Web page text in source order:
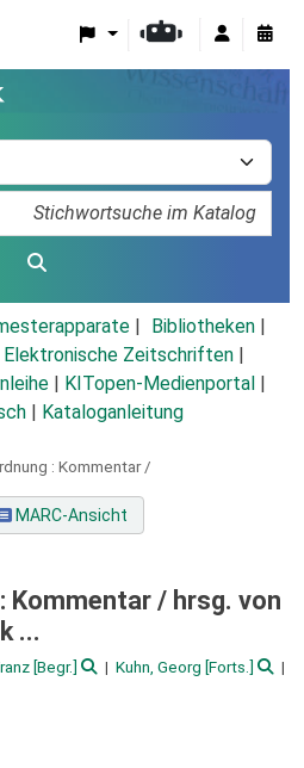
Bibliotheken
Elektronische Zeitschriften
KITopen-Medienportal
Kataloganleitung
: Kommentar /
MARC-Ansicht
Kommentar / hrsg. von
...
[Begr.] Kuhn, Georg [Forts.]